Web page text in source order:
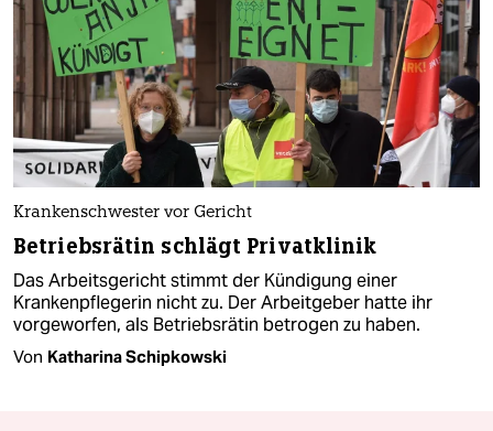
Krankenschwester vor Gericht
Betriebsrätin schlägt Privatklinik
Das Arbeitsgericht stimmt der Kündigung einer
Krankenpflegerin nicht zu. Der Arbeitgeber hatte ihr
vorgeworfen, als Betriebsrätin betrogen zu haben.
Von Katharina Schipkowski